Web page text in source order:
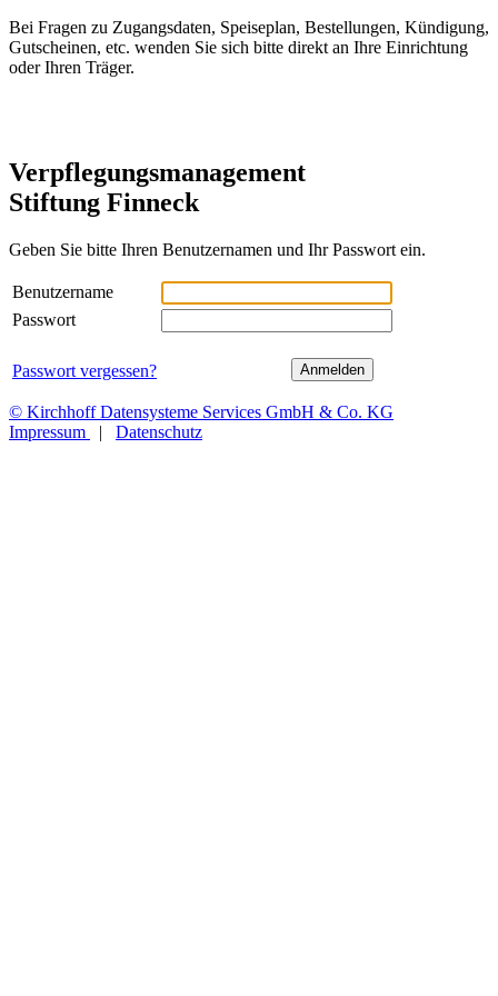
Bei Fragen zu Zugangsdaten, Speiseplan, Bestellungen, Kündigung,
Gutscheinen, etc. wenden Sie sich bitte direkt an Ihre Einrichtung
oder Ihren Träger.
Verpflegungsmanagement
Stiftung Finneck
Geben Sie bitte Ihren Benutzernamen und Ihr Passwort ein.
Benutzername
Passwort
Passwort vergessen?
© Kirchhoff Datensysteme Services GmbH & Co. KG
Impressum
| Datenschutz